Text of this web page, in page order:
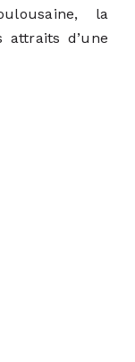
la
d’une